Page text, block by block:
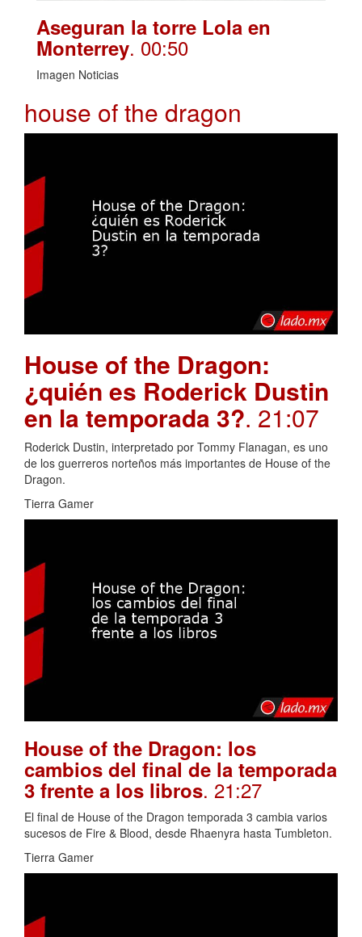
Aseguran la torre Lola en
Monterrey. 00:50
Imagen Noticias
house of the dragon
House of the Dragon:
¿quién es Roderick Dustin
en la temporada 3?. 21:07
Roderick Dustin, interpretado por Tommy Flanagan, es uno
de los guerreros norteños más importantes de House of the
Dragon.
Tierra Gamer
House of the Dragon: los
cambios del final de la temporada
3 frente a los libros. 21:27
El final de House of the Dragon temporada 3 cambia varios
sucesos de Fire & Blood, desde Rhaenyra hasta Tumbleton.
Tierra Gamer